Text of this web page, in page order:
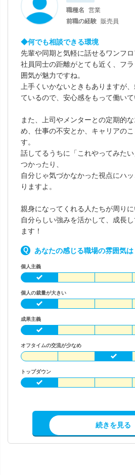
職種名
営業
前職の経験 販売員
◆何でも相談できる環境
先輩や同期と気軽に話せるワンフロ
社員同士の距離がとても近く、フ
囲気が魅力ですね。
上手くいかないときもありますが
ているので、安心感をもって働いて
また、上司やメンターとの定期的
め、仕事の不安とか、キャリアの
す。
話してるうちに「これやってみた
つかったり、
自分じゃ気づかなかった視点にハ
りますよ。
親身になってくれる人たちが周りに
自分らしい強みを活かして、成長
ます！
あなたの感じる職場の雰囲気は
個人主義
個人の裁量が大きい
成果主義
オフタイムの交流が少なめ
トップダウン
求人情報を見
続きを見る